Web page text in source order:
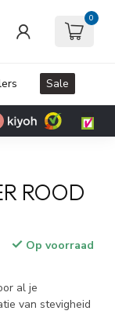
0
Sale
ROOD
Op voorraad
al je
van stevigheid